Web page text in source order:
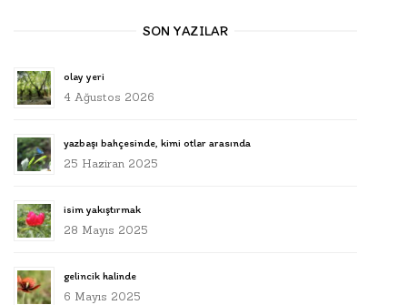
SON YAZILAR
olay yeri
4 Ağustos 2026
yazbaşı bahçesinde, kimi otlar arasında
25 Haziran 2025
isim yakıştırmak
28 Mayıs 2025
gelincik halinde
6 Mayıs 2025